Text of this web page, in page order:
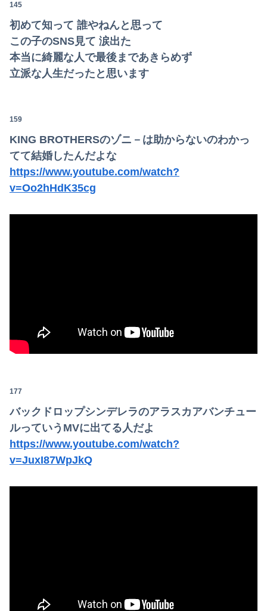
145
初めて知って 誰やねんと思って
この子のSNS見て 涙出た
本当に綺麗な人で最後まであきらめず
立派な人生だったと思います
159
KING BROTHERSのゾニ－は助からないのわかっ
てて結婚したんだよな
https://www.youtube.com/watch?
v=Oo2hHdK35cg
177
バックドロップシンデレラのアラスカアバンチュー
ルっていうMVに出てる人だよ
https://www.youtube.com/watch?
v=JuxI87WpJkQ